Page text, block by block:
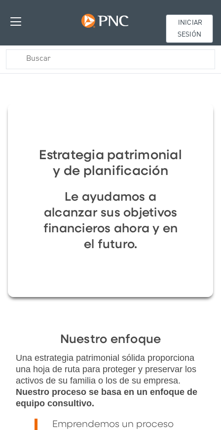
INICIAR
SESIÓN
Estrategia patrimonial
y de planificación
Le ayudamos a
alcanzar sus objetivos
financieros ahora y en
el futuro.
Nuestro enfoque
Una estrategia patrimonial sólida proporciona
una hoja de ruta para proteger y preservar los
activos de su familia o los de su empresa.
Nuestro proceso se basa en un enfoque de
equipo consultivo.
Emprendemos un proceso